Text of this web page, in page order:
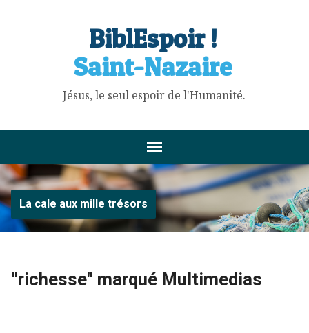
BiblEspoir !
Saint-Nazaire
Jésus, le seul espoir de l'Humanité.
La cale aux mille trésors
"richesse" marqué Multimedias